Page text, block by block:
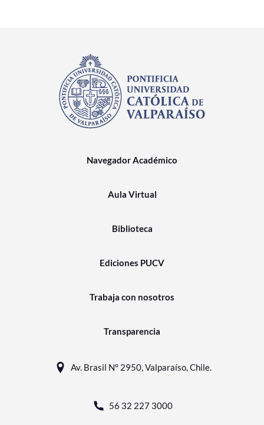
Navegador Académico
Aula Virtual
Biblioteca
Ediciones PUCV
Trabaja con nosotros
Transparencia
Av. Brasil N° 2950, Valparaíso, Chile.
56 32 227 3000